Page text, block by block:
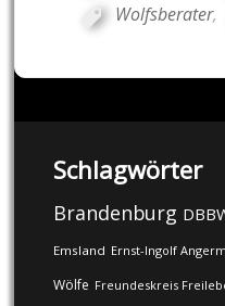
Wolfsberater,
Schlagwörter
Brandenburg
Emsland Ernst-Ingolf
Wölfe Freundeskreis